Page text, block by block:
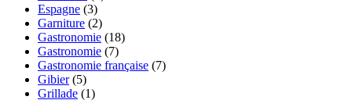
Espagne (3)
Garniture (2)
Gastronomie (18)
Gastronomie (7)
Gastronomie française (7)
Gibier(5)
Grillade (1)